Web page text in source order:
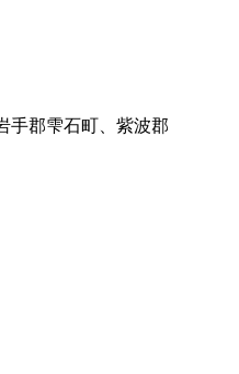
手郡雫石町、紫波郡